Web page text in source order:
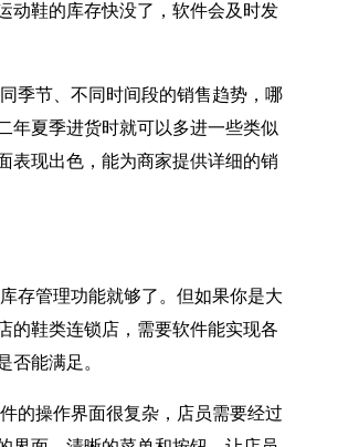
动鞋的库存快没了，软件会及时发
季节、不同时间段的销售趋势，哪
年夏季进货时就可以多进一些类似
表现出色，能为商家提供详细的销
存管理功能就够了。但如果你是大
的鞋类连锁店，需要软件能实现各
否能满足。
的操作界面很复杂，店员需要经过